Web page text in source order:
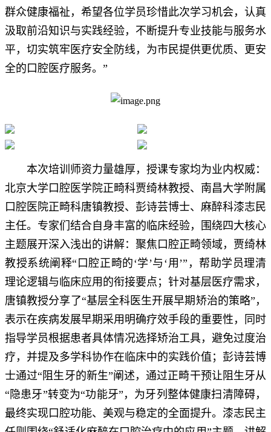
群众健康福祉，希望各位学员珍惜此次学习机会，认真
汲取前沿知识与实践经验，不断提升专业技能与服务水
平，切实筑牢医疗安全防线，为市民提供更优质、更安
全的口腔医疗服务。”
本次培训师资力量雄厚，授课专家均为业内权威：
北京大学口腔医学院正畸科贾绮林教授、南昌大学附属
口腔医院正畸科唐镇教授、彭诗芸博士、麻醉科漆志民
主任。专家们结合自身丰富的临床经验，围绕四大核心
主题展开深入浅出的讲解：聚焦口腔正畸领域，贾绮林
教授系统阐释“口腔正畸的‘学’与‘用’”，帮助学员理清
理论逻辑与临床应用的衔接要点；针对基层医疗需求，
唐镇教授分享了“基层全科医生开展早期矫治的策略”，
表示在疾病发展早期采用明确疗效手段的重要性，同时
指导学员根据患者具体情况选择矫治工具，避免过度治
疗，并提及多学科协作在临床中的实践价值；彭诗芸博
士通过“阻生牙的新生”阐述，通过正畸干预让阻生牙从
“隐患牙”转变为“功能牙”，为牙列整体健康扫清障碍，
最终实现口腔功能、美观与稳定的全面提升。漆志民主